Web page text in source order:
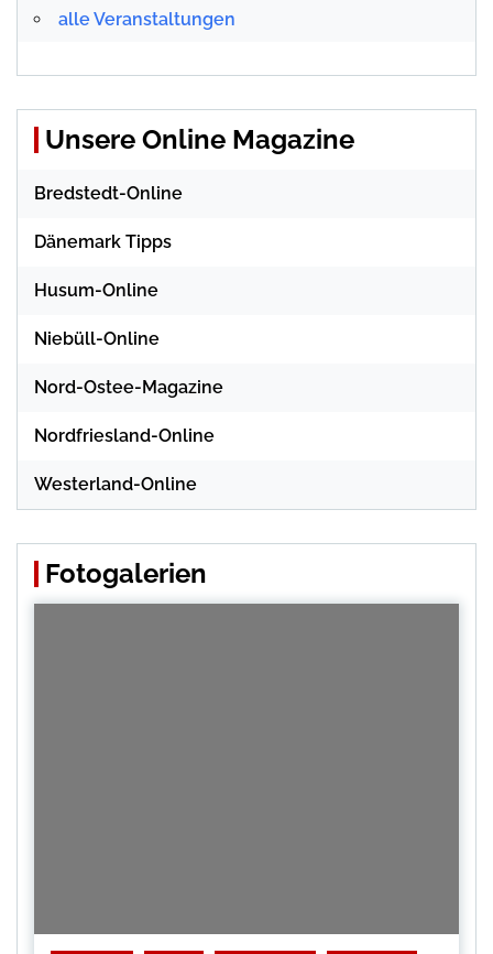
alle Veranstaltungen
Unsere Online Magazine
Bredstedt-Online
Dänemark Tipps
Husum-Online
Niebüll-Online
Nord-Ostee-Magazine
Nordfriesland-Online
Westerland-Online
Fotogalerien